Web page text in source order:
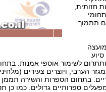
חזותית,
תתמוך
לשימור אוספי אמנות.
הערבי, ויוצרים צעירים
בתחום הספרות והשירה
ספרותיים גדולים. כמו כן